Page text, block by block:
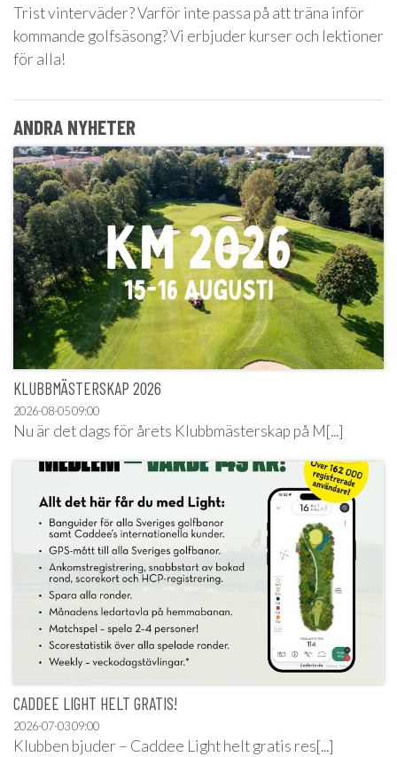
Trist vinterväder? Varför inte passa på att träna inför
kommande golfsäsong? Vi erbjuder kurser och lektioner
för alla!
ANDRA NYHETER
KLUBBMÄSTERSKAP 2026
2026-08-0509:00
Nu är det dags för årets Klubbmästerskap på M[...]
CADDEE LIGHT HELT GRATIS!
2026-07-0309:00
Klubben bjuder – Caddee Light helt gratis res[...]